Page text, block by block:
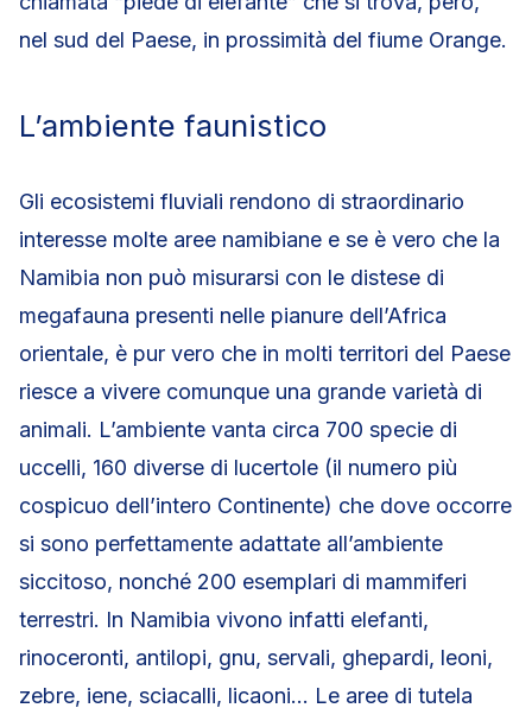
nel sud del Paese, in prossimità del fiume Orange.
L’ambiente faunistico
Gli ecosistemi fluviali rendono di straordinario
interesse molte aree namibiane e se è vero che la
Namibia non può misurarsi con le distese di
megafauna presenti nelle pianure dell’Africa
orientale, è pur vero che in molti territori del Paese
riesce a vivere comunque una grande varietà di
animali. L’ambiente vanta circa 700 specie di
uccelli, 160 diverse di lucertole (il numero più
cospicuo dell’intero Continente) che dove occorre
si sono perfettamente adattate all’ambiente
siccitoso, nonché 200 esemplari di mammiferi
terrestri. In Namibia vivono infatti elefanti,
rinoceronti, antilopi, gnu, servali, ghepardi, leoni,
zebre, iene, sciacalli, licaoni… Le aree di tutela